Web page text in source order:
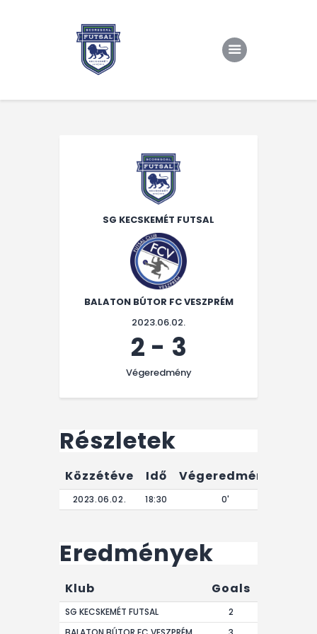
Eredmények, csapat
KapcsolatSG KECSKEMÉT FUTSAL
BALATON BÚTOR FC VESZPRÉM
2023.06.02.
2 - 3
Végeredmény
Részletek
Közzétéve Idő Végeredmény
2023.06.02. 18:30 0'
Eredmények
Klub Goals
SG KECSKEMÉT FUTSAL
2